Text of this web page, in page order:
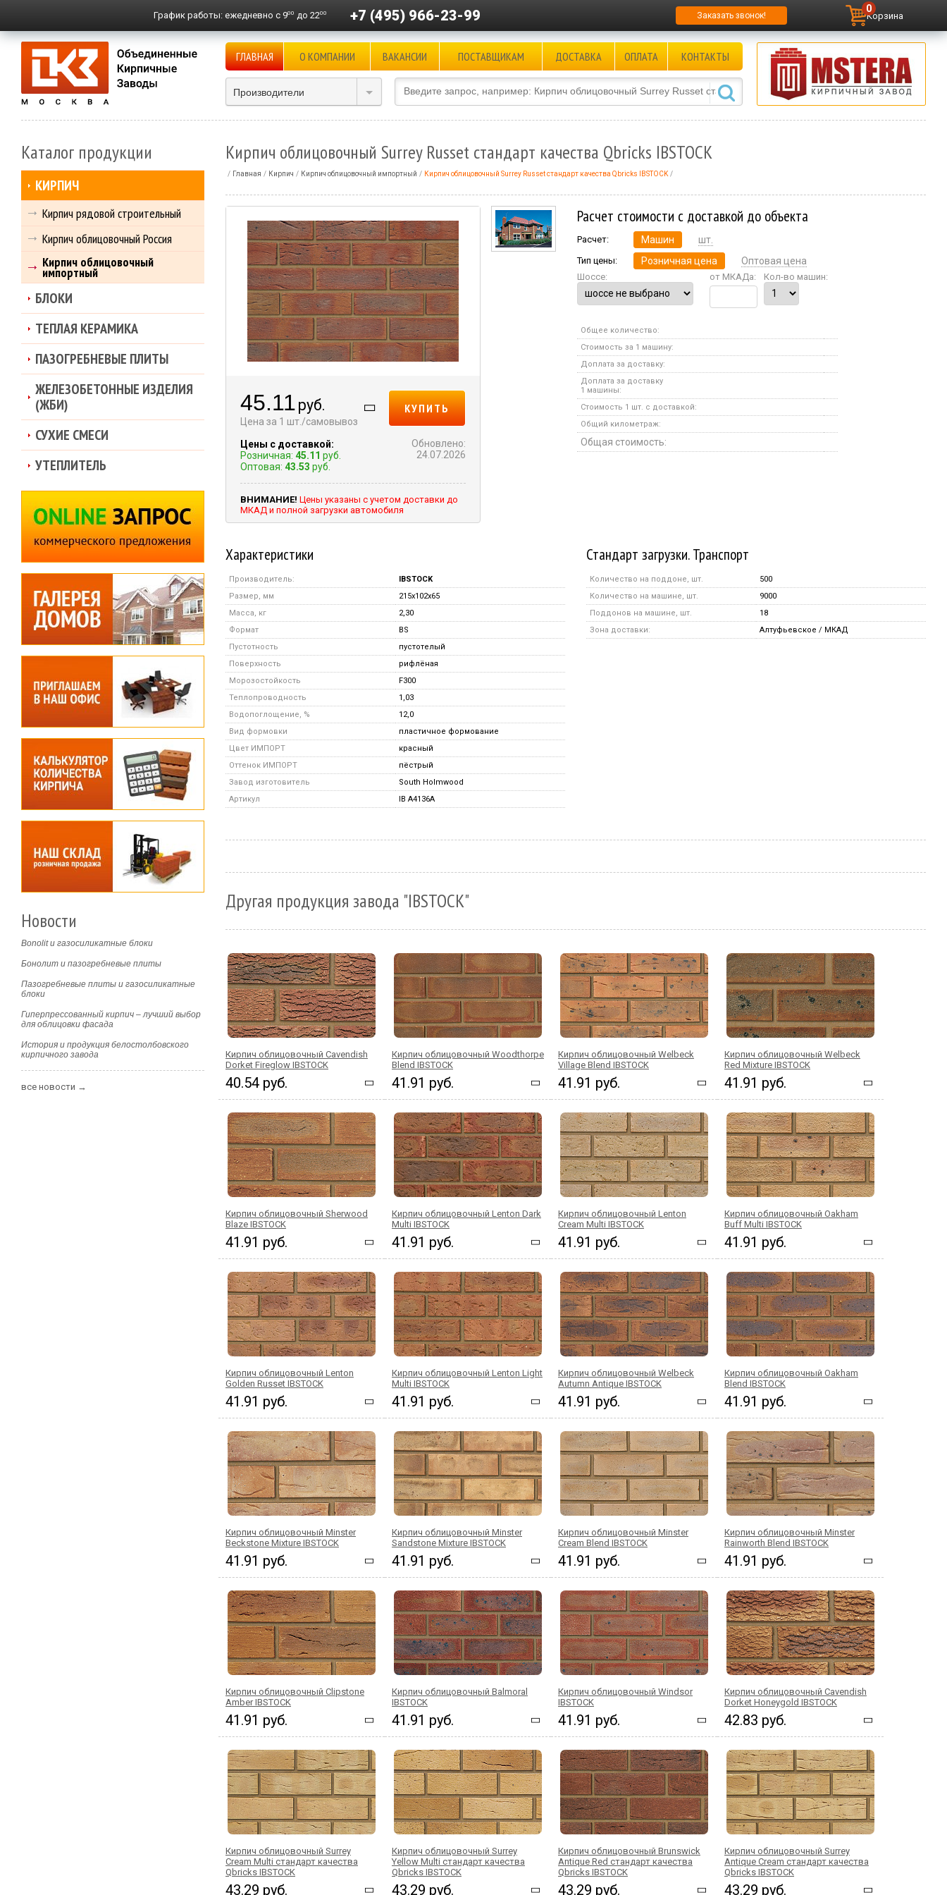
График работы: ежедневно с 900 до 2200 +7 (495) 966-23-99 Заказать звонок! Корзина
0
ГЛАВНАЯ О КОМПАНИИ ВАКАНСИИ ПОСТАВЩИКАМ ДОСТАВКА ОПЛАТА КОНТАКТЫ
Производители
Кирпич облицовочный Surrey Russet стандарт качества Qbricks IBSTOCK
Главная Кирпич Кирпич облицовочный импортный Кирпич облицовочный Surrey Russet стандарт качества Qbricks IBSTOCK
45.11 руб.
Цена за 1 шт./самовывоз
Цены с доставкой:
Розничная: 45.11 руб.
Оптовая: 43.53 руб.
КУПИТЬ
Обновлено:
24.07.2026
ВНИМАНИЕ! Цены указаны с учетом доставки до
МКАД и полной загрузки автомобиля
Расчет стоимости с доставкой до объекта
Расчет: Машин шт.
Тип цены: Розничная цена Оптовая цена
Шоссе: от МКАДа: Кол-во машин:
Общее количество:
Стоимость за 1 машину:
Доплата за доставку:
Доплата за доставку
1 машины:
Стоимость 1 шт. с доставкой:
Общий километраж:
Общая стоимость:
Характеристики
Производитель:
IBSTOCK
Размер, мм
215x102x65
Масса, кг
2,30
Формат
BS
Пустотность
пустотелый
Поверхность
рифлёная
Морозостойкость
F300
Теплопроводность
1,03
Водопоглощение, %
12,0
Вид формовки
пластичное формование
Цвет ИМПОРТ
красный
Оттенок ИМПОРТ
пёстрый
Завод изготовитель
South Holmwood
Артикул
IB A4136A
Стандарт загрузки. Транспорт
Количество на поддоне, шт.
500
Количество на машине, шт.
9000
Поддонов на машине, шт.
18
Зона доставки:
Алтуфьевское / МКАД
Другая продукция завода "IBSTOCK"
Кирпич облицовочный Cavendish
Dorket Fireglow IBSTOCK
40.54 руб.
Кирпич облицовочный Woodthorpe
Blend IBSTOCK
41.91 руб.
Кирпич облицовочный Welbeck
Village Blend IBSTOCK
41.91 руб.
Кирпич облицовочный Welbeck
Red Mixture IBSTOCK
41.91 руб.
Кирпич облицовочный Sherwood
Blaze IBSTOCK
41.91 руб.
Кирпич облицовочный Lenton Dark
Multi IBSTOCK
41.91 руб.
Кирпич облицовочный Lenton
Cream Multi IBSTOCK
41.91 руб.
Кирпич облицовочный Oakham
Buff Multi IBSTOCK
41.91 руб.
Кирпич облицовочный Lenton
Golden Russet IBSTOCK
41.91 руб.
Кирпич облицовочный Lenton Light
Multi IBSTOCK
41.91 руб.
Кирпич облицовочный Welbeck
Autumn Antique IBSTOCK
41.91 руб.
Кирпич облицовочный Oakham
Blend IBSTOCK
41.91 руб.
Кирпич облицовочный Minster
Beckstone Mixture IBSTOCK
41.91 руб.
Кирпич облицовочный Minster
Sandstone Mixture IBSTOCK
41.91 руб.
Кирпич облицовочный Minster
Cream Blend IBSTOCK
41.91 руб.
Кирпич облицовочный Minster
Rainworth Blend IBSTOCK
41.91 руб.
Кирпич облицовочный Clipstone
Amber IBSTOCK
41.91 руб.
Кирпич облицовочный Balmoral
IBSTOCK
41.91 руб.
Кирпич облицовочный Windsor
IBSTOCK
41.91 руб.
Кирпич облицовочный Cavendish
Dorket Honeygold IBSTOCK
42.83 руб.
Кирпич облицовочный Surrey
Cream Multi стандарт качества
Qbricks IBSTOCK
43.29 руб.
Кирпич облицовочный Surrey
Yellow Multi стандарт качества
Qbricks IBSTOCK
43.29 руб.
Кирпич облицовочный Brunswick
Antique Red стандарт качества
Qbricks IBSTOCK
43.29 руб.
Кирпич облицовочный Surrey
Antique Cream стандарт качества
Qbricks IBSTOCK
43.29 руб.
Каталог продукции
КИРПИЧ
Кирпич рядовой строительный
Кирпич облицовочный Россия
Кирпич облицовочный
импортный
БЛОКИ
ТЕПЛАЯ КЕРАМИКА
ПАЗОГРЕБНЕВЫЕ ПЛИТЫ
ЖЕЛЕЗОБЕТОННЫЕ ИЗДЕЛИЯ
(ЖБИ)
СУХИЕ СМЕСИ
УТЕПЛИТЕЛЬ
Новости
Bonolit и газосиликатные блоки
Бонолит и пазогребневые плиты
Пазогребневые плиты и газосиликатные
блоки
Гиперпрессованный кирпич – лучший выбор
для облицовки фасада
История и продукция белостолбовского
кирпичного завода
все новости →